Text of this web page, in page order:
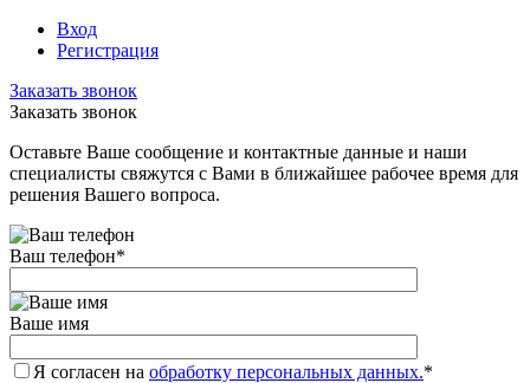
Вход
Регистрация
Заказать звонок
Заказать звонок
Оставьте Ваше сообщение и контактные данные и наши
специалисты свяжутся с Вами в ближайшее рабочее время для
решения Вашего вопроса.
Ваш телефон*
Ваше имя
Я согласен на обработку персональных данных.*